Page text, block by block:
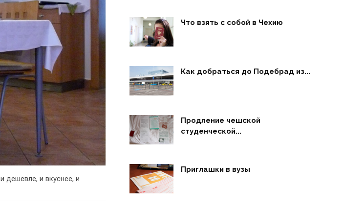
и дешевле, и вкуснее, и
Что взять с собой в Чехию
Как добраться до Подебрад из...
Продление чешской
студенческой...
Приглашки в вузы